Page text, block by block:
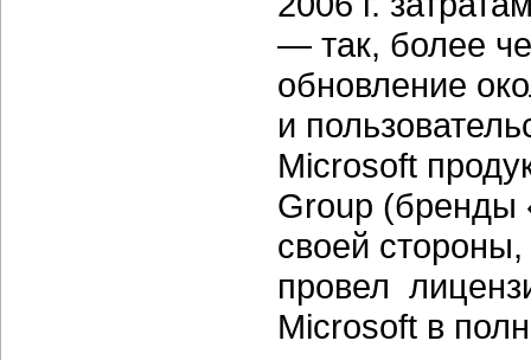
— так, более
обновление
и
Microsoft
Group (бренды
своей
провел
Microsoft в